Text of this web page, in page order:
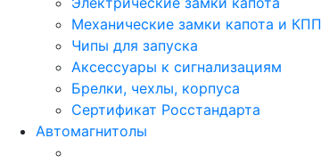
Механические замки капота и КПП
Чипы для запуска
Аксессуары к сигнализациям
Брелки, чехлы, корпуса
Сертификат Росстандарта
Автомагнитолы